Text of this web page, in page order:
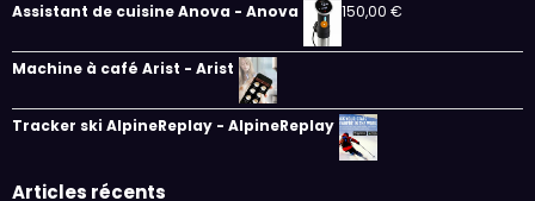
Assistant de cuisine Anova - Anova 150,00 €
Machine à café Arist - Arist
Tracker ski AlpineReplay - AlpineReplay
Articles récents